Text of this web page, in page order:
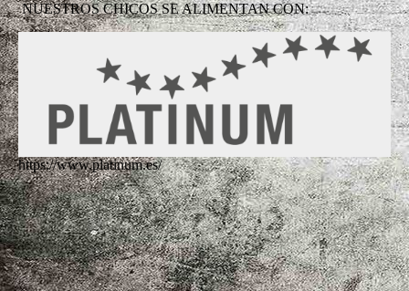
NUESTROS CHICOS SE ALIMENTAN CON:
https://www.platinum.es/